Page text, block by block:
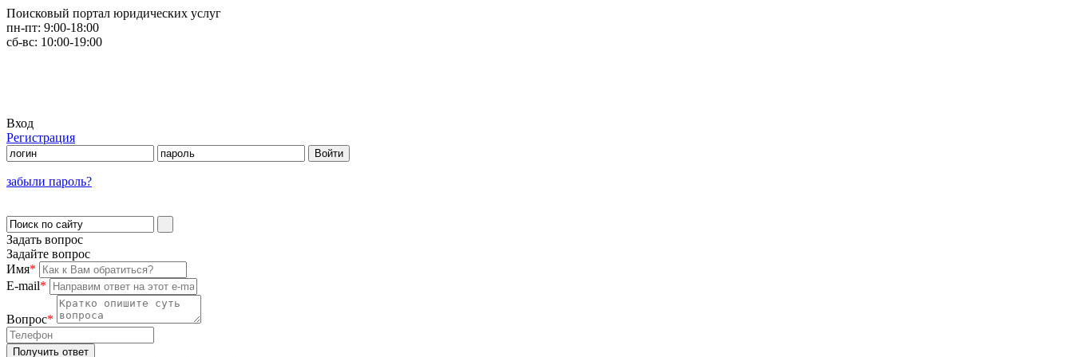
Поисковый портал юридических услуг
пн-пт: 9:00-18:00
сб-вс: 10:00-19:00
Вход
Регистрация
забыли пароль?
Задать вопрос
Задайте вопрос
Имя*
E-mail*
Вопрос*